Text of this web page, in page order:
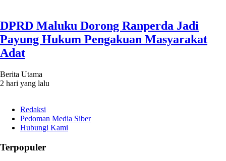
DPRD Maluku Dorong Ranperda Jadi
Payung Hukum Pengakuan Masyarakat
Adat
Berita Utama
2 hari yang lalu
Redaksi
Pedoman Media Siber
Hubungi Kami
Terpopuler